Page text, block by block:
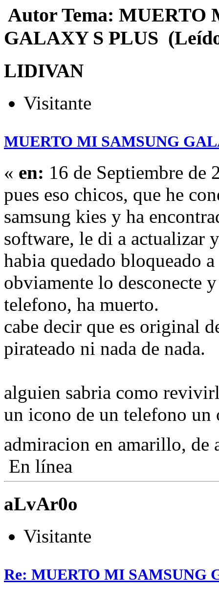
Autor Tema: MUERTO
GALAXY S PLUS
LIDIVAN
Visitante
MUERTO MI SAMSUNG
« en: 16 de Septiembre de
pues eso chicos, que he
samsung kies y ha
software, le di a actualizar
habia quedado bloqueado
obviamente lo desconecte
telefono, ha muerto.
cabe decir que es original
pirateado ni nada de nada.
alguien sabria como
un icono de un telefono un
admiracion en amarillo, de
En línea
aLvAr0o
Visitante
Re: MUERTO MI SAMSUNG